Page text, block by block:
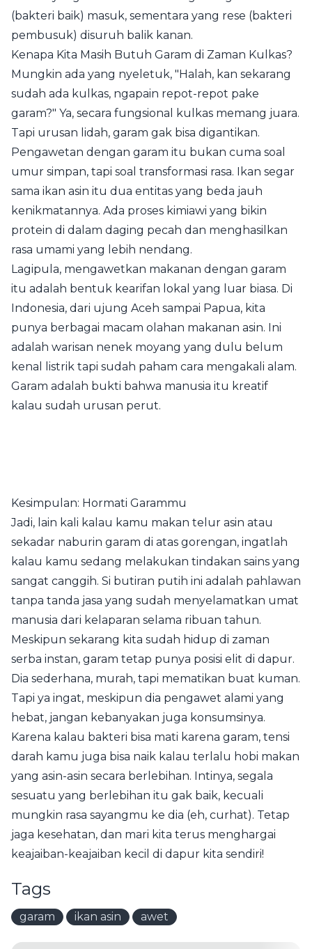
(bakteri baik) masuk, sementara yang rese (bakteri
pembusuk) disuruh balik kanan.
Kenapa Kita Masih Butuh Garam di Zaman Kulkas?
Mungkin ada yang nyeletuk, "Halah, kan sekarang
sudah ada kulkas, ngapain repot-repot pake
garam?" Ya, secara fungsional kulkas memang juara.
Tapi urusan lidah, garam gak bisa digantikan.
Pengawetan dengan garam itu bukan cuma soal
umur simpan, tapi soal transformasi rasa. Ikan segar
sama ikan asin itu dua entitas yang beda jauh
kenikmatannya. Ada proses kimiawi yang bikin
protein di dalam daging pecah dan menghasilkan
rasa umami yang lebih nendang.
Lagipula, mengawetkan makanan dengan garam
itu adalah bentuk kearifan lokal yang luar biasa. Di
Indonesia, dari ujung Aceh sampai Papua, kita
punya berbagai macam olahan makanan asin. Ini
adalah warisan nenek moyang yang dulu belum
kenal listrik tapi sudah paham cara mengakali alam.
Garam adalah bukti bahwa manusia itu kreatif
kalau sudah urusan perut.
Kesimpulan: Hormati Garammu
Jadi, lain kali kalau kamu makan telur asin atau
sekadar naburin garam di atas gorengan, ingatlah
kalau kamu sedang melakukan tindakan sains yang
sangat canggih. Si butiran putih ini adalah pahlawan
tanpa tanda jasa yang sudah menyelamatkan umat
manusia dari kelaparan selama ribuan tahun.
Meskipun sekarang kita sudah hidup di zaman
serba instan, garam tetap punya posisi elit di dapur.
Dia sederhana, murah, tapi mematikan buat kuman.
Tapi ya ingat, meskipun dia pengawet alami yang
hebat, jangan kebanyakan juga konsumsinya.
Karena kalau bakteri bisa mati karena garam, tensi
darah kamu juga bisa naik kalau terlalu hobi makan
yang asin-asin secara berlebihan. Intinya, segala
sesuatu yang berlebihan itu gak baik, kecuali
mungkin rasa sayangmu ke dia (eh, curhat). Tetap
jaga kesehatan, dan mari kita terus menghargai
keajaiban-keajaiban kecil di dapur kita sendiri!
Tags
garam ikan asin awet